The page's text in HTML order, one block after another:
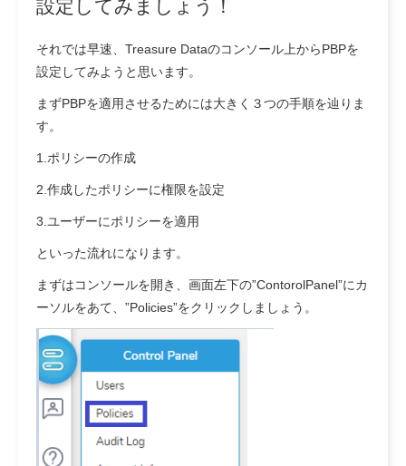
設定してみましょう！
それでは早速、Treasure Dataのコンソール上からPBPを
設定してみようと思います。
まずPBPを適用させるためには大きく３つの手順を辿りま
す。
1.ポリシーの作成
2.作成したポリシーに権限を設定
3.ユーザーにポリシーを適用
といった流れになります。
まずはコンソールを開き、画面左下の”ContorolPanel”にカ
ーソルをあて、”Policies”をクリックしましょう。